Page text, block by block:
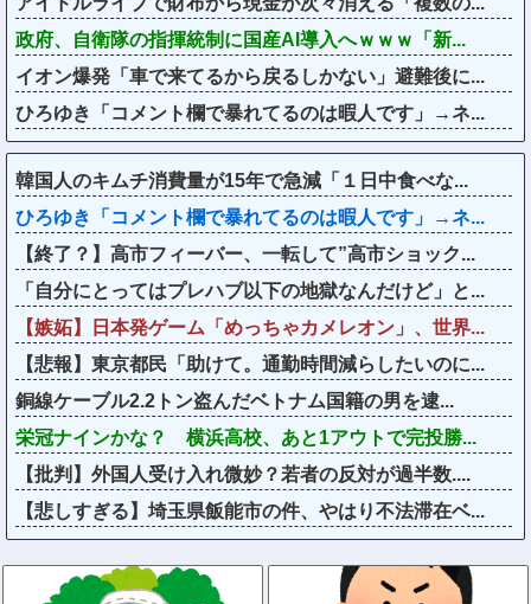
政府、自衛隊の指揮統制に国産AI導入へｗｗｗ「新...
イオン爆発「車で来てるから戻るしかない」避難後に...
ひろゆき「コメント欄で暴れてるのは暇人です」→ネ...
韓国人のキムチ消費量が15年で急減「１日中食べな...
ひろゆき「コメント欄で暴れてるのは暇人です」→ネ...
【終了？】高市フィーバー、一転して”高市ショック...
「自分にとってはプレハブ以下の地獄なんだけど」と...
【嫉妬】日本発ゲーム「めっちゃカメレオン」、世界...
【悲報】東京都民「助けて。通勤時間減らしたいのに...
銅線ケーブル2.2トン盗んだベトナム国籍の男を逮...
栄冠ナインかな？ 横浜高校、あと1アウトで完投勝...
【批判】外国人受け入れ微妙？若者の反対が過半数....
【悲しすぎる】埼玉県飯能市の件、やはり不法滞在ベ...